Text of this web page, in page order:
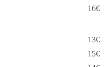
16€
13€
15€